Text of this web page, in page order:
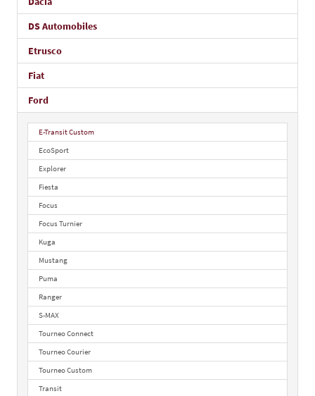
DS Automobiles
Etrusco
Fiat
Ford
E-Transit Custom
EcoSport
Explorer
Fiesta
Focus
Focus Turnier
Kuga
Mustang
Puma
Ranger
S-MAX
Tourneo Connect
Tourneo Courier
Tourneo Custom
Transit